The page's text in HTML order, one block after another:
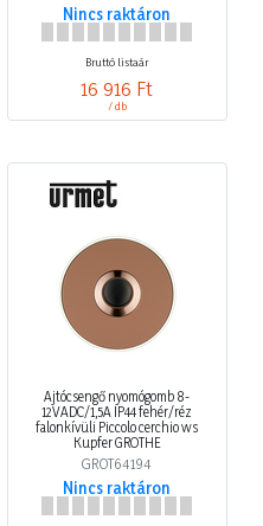
Nincs raktáron
Bruttó listaár
16 916 Ft
/ db
Ajtócsengő nyomógomb 8-
12VADC/1,5A IP44 fehér/réz
falonkívüli Piccolo cerchio ws
Kupfer GROTHE
GROT64194
Nincs raktáron